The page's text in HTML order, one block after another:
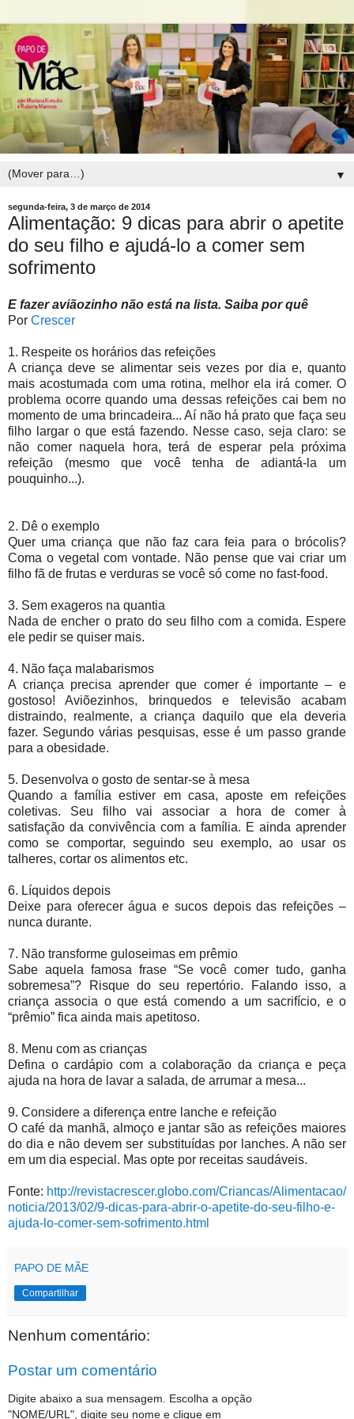
▼
segunda-feira, 3 de março de 2014
Alimentação: 9 dicas para abrir o apetite
do seu filho e ajudá-lo a comer sem
sofrimento
E fazer aviãozinho não está na lista. Saiba por quê
Por Crescer
1. Respeite os horários das refeições
A criança deve se alimentar seis vezes por dia e, quanto
mais acostumada com uma rotina, melhor ela irá comer. O
problema ocorre quando uma dessas refeições cai bem no
momento de uma brincadeira... Aí não há prato que faça seu
filho largar o que está fazendo. Nesse caso, seja claro: se
não comer naquela hora, terá de esperar pela próxima
refeição (mesmo que você tenha de adiantá-la um
pouquinho...).
2. Dê o exemplo
Quer uma criança que não faz cara feia para o brócolis?
Coma o vegetal com vontade. Não pense que vai criar um
filho fã de frutas e verduras se você só come no fast-food.
3. Sem exageros na quantia
Nada de encher o prato do seu filho com a comida. Espere
ele pedir se quiser mais.
4. Não faça malabarismos
A criança precisa aprender que comer é importante – e
gostoso! Aviõezinhos, brinquedos e televisão acabam
distraindo, realmente, a criança daquilo que ela deveria
fazer. Segundo várias pesquisas, esse é um passo grande
para a obesidade.
5. Desenvolva o gosto de sentar-se à mesa
Quando a família estiver em casa, aposte em refeições
coletivas. Seu filho vai associar a hora de comer à
satisfação da convivência com a família. E ainda aprender
como se comportar, seguindo seu exemplo, ao usar os
talheres, cortar os alimentos etc.
6. Líquidos depois
Deixe para oferecer água e sucos depois das refeições –
nunca durante.
7. Não transforme guloseimas em prêmio
Sabe aquela famosa frase “Se você comer tudo, ganha
sobremesa”? Risque do seu repertório. Falando isso, a
criança associa o que está comendo a um sacrifício, e o
“prêmio” fica ainda mais apetitoso.
8. Menu com as crianças
Defina o cardápio com a colaboração da criança e peça
ajuda na hora de lavar a salada, de arrumar a mesa...
9. Considere a diferença entre lanche e refeição
O café da manhã, almoço e jantar são as refeições maiores
do dia e não devem ser substituídas por lanches. A não ser
em um dia especial. Mas opte por receitas saudáveis.
Fonte: http://revistacrescer.globo.com/Criancas/Alimentacao/
noticia/2013/02/9-dicas-para-abrir-o-apetite-do-seu-filho-e-
ajuda-lo-comer-sem-sofrimento.html
PAPO DE MÃE
Compartilhar
Nenhum comentário:
Postar um comentário
Digite abaixo a sua mensagem. Escolha a opção
"NOME/URL", digite seu nome e clique em